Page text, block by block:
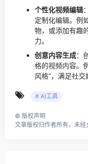
个性化视频编辑
定制化编辑。例
物，或添加有趣
力。
创意内容生成：
格的视频内容。
风格”，满足社交
# AI工具
© 版权声明
文章版权归作者所有，未经